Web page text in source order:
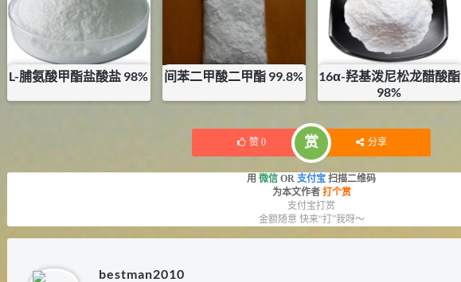
L-脯氨酸甲酯盐酸盐 98% 间苯二甲酸二甲酯 99.8%
库存：97.5KG
16α-羟基泼尼松龙醋酸酯
98%
库存：0.1KG
赞 0 赏 分享
用 微信 OR 支付宝 扫描二维码
为本文作者 打个赏
支付宝打赏
金额随意 快来“打”我呀～
bestman2010
2021-06-21 食品添加剂原料